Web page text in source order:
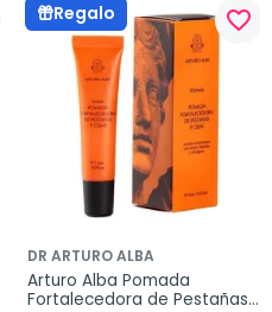
Regalo favorite_border
DR ARTURO ALBA
Arturo Alba Pomada
Fortalecedora de Pestañas